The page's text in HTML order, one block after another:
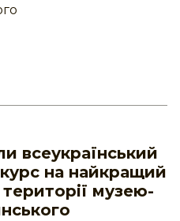
всеукраїнський
на найкращий
музею-